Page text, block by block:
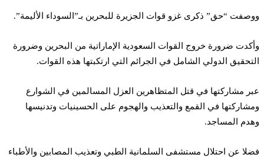
ووصفت “حق” ذكرى غزو قوات الجزيرة للبحرين بـ”السوداء الأليمة”.
وأكدت ضرورة خروج القوات السعودية الإماراتية من البحرين وضرورة
التحقيق الدولي الشامل في الجرائم التي ارتكبتها هذه القوات.
عبر مشاركتها في قتل المتظاهرين العزل المسالمين في الشوارع
ومشاركتها في القمع والتعذيب والهجوم على الحسينيات وتدنيسها
وهدم المساجد.
فضلا عن احتلال مستشفى السلمانية الطبي وتعذيب المصابين والأطباء